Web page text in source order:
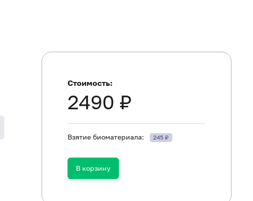
Не курить в течение 30 минут до исследования.
Стоимость:
2490 ₽
Взятие биоматериала: 245 ₽
В корзину